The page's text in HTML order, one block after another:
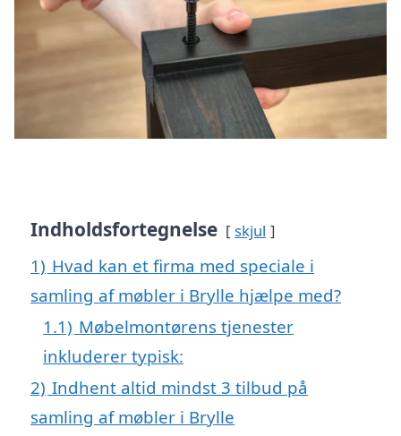
Indholdsfortegnelse skjul
1) Hvad kan et firma med speciale i
samling af møbler i Brylle hjælpe med?
1.1) Møbelmontørens tjenester
inkluderer typisk:
2) Indhent altid mindst 3 tilbud på
samling af møbler i Brylle